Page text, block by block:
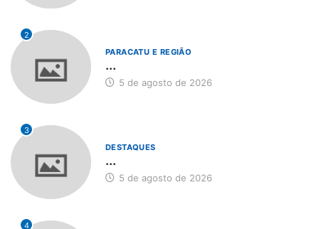
2
PARACATU E REGIÃO
...
5 de agosto de 2026
3
DESTAQUES
...
5 de agosto de 2026
4